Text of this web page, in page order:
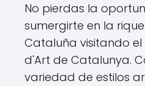
No pierdas la
sumergirte en la
Cataluña visitando el
d'Art de Catalunya.
variedad de estilos